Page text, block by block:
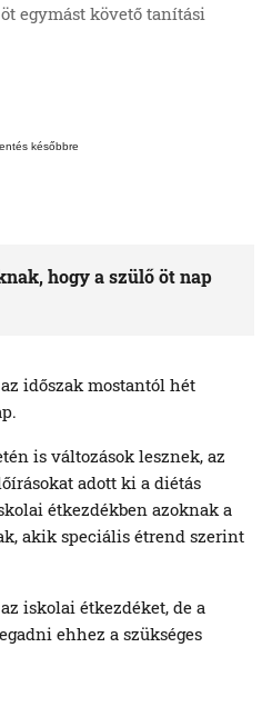
egymást követő tanítási
későbbre
hogy a szülő öt nap
is változások lesznek, az
adott ki a diétás
étkezdékben azoknak a
akik speciális étrend szerint
iskolai étkezdéket, de a
ehhez a szükséges